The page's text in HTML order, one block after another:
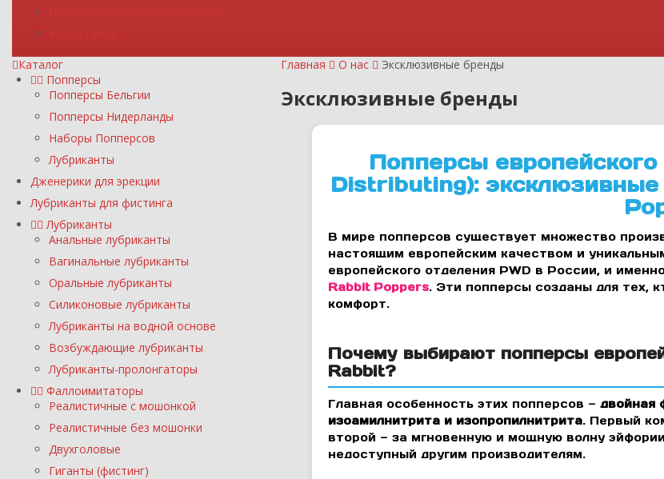
Главная О нас Эксклюзивные бренды
Эксклюзивные бренды
Попперсы
Distributing):
В мире попперсов существует множество
настоящим европейским качеством и
европейского отделения PWD в России, и
Rabbit Poppers. Эти попперсы созданы для тех,
комфорт.
Почему выбирают попперсы
Rabbit?
Главная особенность этих попперсов — двойная
изоамилнитрита и изопропилнитрита. Первый
второй — за мгновенную и мощную волну
недоступный другим производителям.
Каталог
Попперсы
Попперсы Бельгии
Попперсы Нидерланды
Наборы Попперсов
Лубриканты
Дженерики для эрекции
Лубриканты для фистинга
Лубриканты
Анальные лубриканты
Вагинальные лубриканты
Оральные лубриканты
Силиконовые лубриканты
Лубриканты на водной основе
Возбуждающие лубриканты
Лубриканты-пролонгаторы
Фаллоимитаторы
Реалистичные с мошонкой
Реалистичные без мошонки
Двухголовые
Гиганты (фистинг)